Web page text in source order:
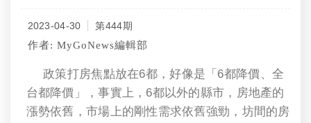
2023-04-30
第444期
作者: MyGoNews編輯部
政策打房焦點放在6都，好像是「6都降價、全
台都降價」，事實上，6都以外的縣市，房地產的
漲勢依舊，市場上的剛性需求依舊強勁，坊間的房